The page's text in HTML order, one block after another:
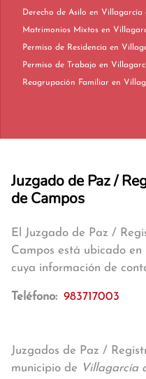
Derecho de Asilo en
Matrimonios Mixtos
Permiso de
Permiso de Trabajo
Reagrupación
Juzgado de Paz /
de Campos
El Juzgado de Paz /
Campos está ubicado en
cuya información de
Teléfono: 983717003
Juzgados de Paz /
municipio de Villagarcía